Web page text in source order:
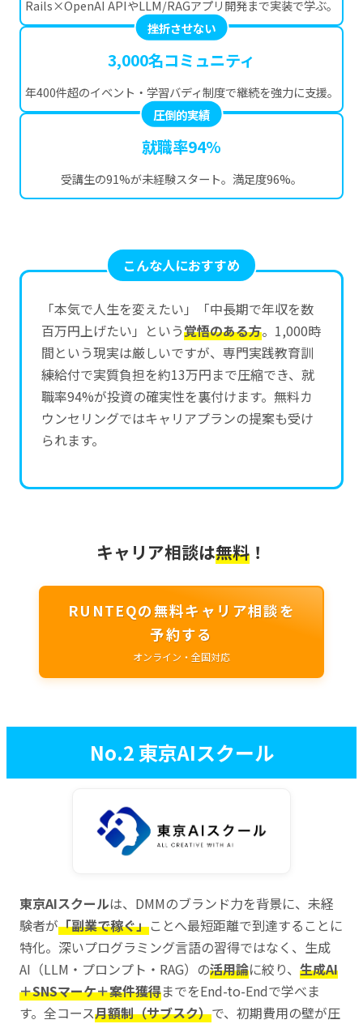
Rails×OpenAI APIやLLM/RAGアプリ開発まで実装で学ぶ。
挫折させない
3,000名コミュニティ
年400件超のイベント・学習バディ制度で継続を強力に支援。
圧倒的実績
就職率94%
受講生の91%が未経験スタート。満足度96%。
こんな人におすすめ
「本気で人生を変えたい」「中長期で年収を数
百万円上げたい」という覚悟のある方。1,000時
間という現実は厳しいですが、専門実践教育訓
練給付で実質負担を約13万円まで圧縮でき、就
職率94%が投資の確実性を裏付けます。無料カ
ウンセリングではキャリアプランの提案も受け
られます。
キャリア相談は無料 ！
RUNTEQの無料キャリア相談を
予約する
オンライン・全国対応
No.2 東京AIスクール
東京AIスクールは、DMMのブランド力を背景に、未経
験者が「副業で稼ぐ」ことへ最短距離で到達することに
特化。深いプログラミング言語の習得ではなく、生成
AI（LLM・プロンプト・RAG）の活用論に絞り、 生成AI
＋SNSマーケ＋案件獲得までをEnd-to-Endで学べま
す。全コース月額制（サブスク）で、初期費用の壁が圧